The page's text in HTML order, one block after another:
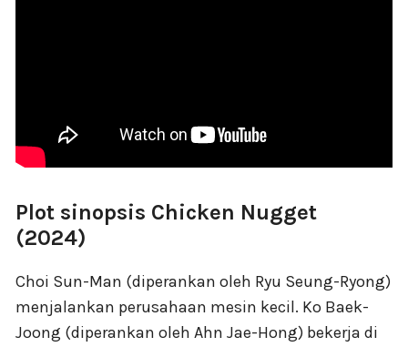
Plot sinopsis Chicken Nugget
(2024)
Choi Sun-Man (diperankan oleh Ryu Seung-Ryong)
menjalankan perusahaan mesin kecil. Ko Baek-
Joong (diperankan oleh Ahn Jae-Hong) bekerja di